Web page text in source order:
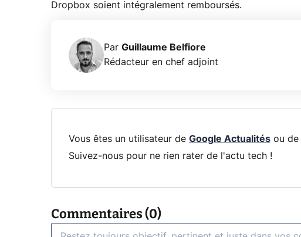
Dropbox soient intégralement remboursés.
Par Guillaume Belfiore
Rédacteur en chef adjoint
Vous êtes un utilisateur de Google Actualitésou de
Suivez-nous pour ne rien rater de l'actu tech !
Commentaires (0)